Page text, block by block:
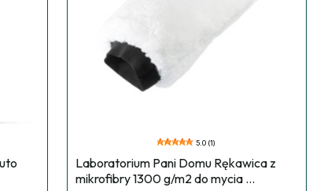
5.0 (1)
Laboratorium Pani Domu Rękawica z
mikrofibry 1300 g/m2 do mycia